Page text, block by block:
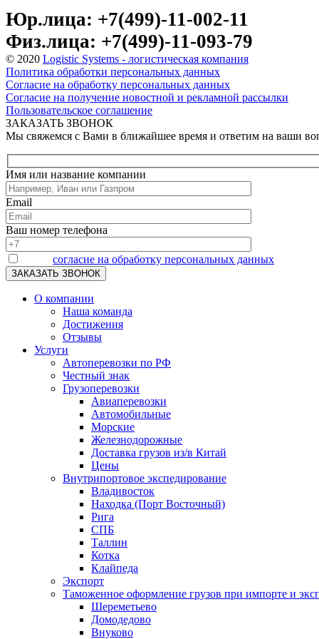
Юр.лица: +7(499)-11-002-11
Физ.лица: +7(499)-11-093-79
© 2020 Logistic Systems - логистическая компания
Политика обработки персональных данных
Согласие на обработку персональных данных
Согласие на получение новостной и рекламной рассылки
Пользовательское соглашение
ЗАКАЗАТЬ ЗВОНОК
Мы свяжемся с Вами в ближайшее время и ответим на ваши
Имя или название компании
Email
Ваш номер телефона
согласие на обработку персональных данных
О компании
Наша команда
Достижения
Отзывы
Услуги
Автоперевозки по РФ
Честный знак
Грузоперевозки
Авиаперевозки
Автомобильные
Морские
Железнодорожные
Доставка грузов из/в Китай
Цены
Внутрипортовое экспедирование
Владивосток
Находка (Порт Восточный)
Рига
СПБ
Таллин
Котка
Клайпеда
Экспорт
Таможенное оформление грузов при импорте и
Шереметьево
Домодедово
Внуково